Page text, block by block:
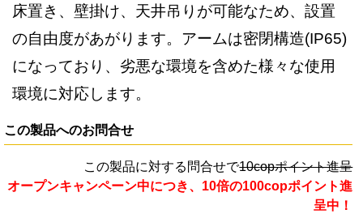
床置き、壁掛け、天井吊りが可能なため、設置
の自由度があがります。アームは密閉構造(IP65)
になっており、劣悪な環境を含めた様々な使用
環境に対応します。
この製品へのお問合せ
この製品に対する問合せで10copポイント進呈
オープンキャンペーン中につき、10倍の100copポイント進
呈中！